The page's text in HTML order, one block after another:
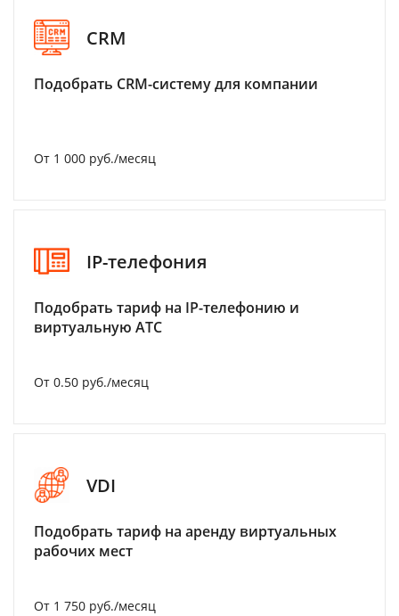
CRM
Подобрать CRM-систему для компании
От 1 000 руб./месяц
IP-телефония
Подобрать тариф на IP-телефонию и
виртуальную АТС
От 0.50 руб./месяц
VDI
Подобрать тариф на аренду виртуальных
рабочих мест
От 1 750 руб./месяц